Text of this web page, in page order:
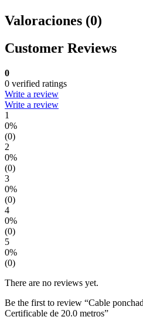
Valoraciones (0)
Customer Reviews
0
0 verified ratings
Write a review
Write a review
1
0%
(0)
2
0%
(0)
3
0%
(0)
4
0%
(0)
5
0%
(0)
There are no reviews yet.
Be the first to review “Cable
Certificable de 20.0 metros”